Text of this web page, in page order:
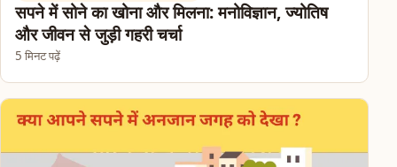
सपने में सोने का खोना और मिलना: मनोविज्ञान, ज्योतिष
और जीवन से जुड़ी गहरी चर्चा
5 मिनट पढ़ें